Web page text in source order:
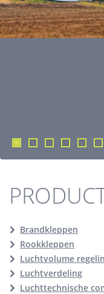
Brandkleppen
Rookkleppen
Luchtvolume
Luchtverdeling
Luchttechnische